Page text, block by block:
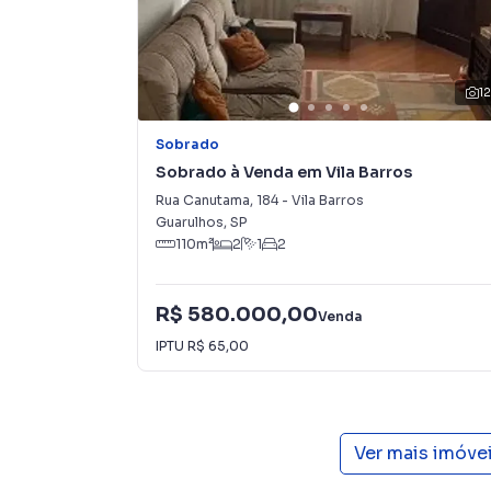
terrenos, lojas e barracões para venda ou
lançamentos na planta em Jardim Bom
milhares de ofertas para encontrar o imóvel
Negocie seu imóvel de forma totalmente
soluções inovadoras para simplificar a
mercado imobiliário.
imóveis em diversas cidades do Brasil,
Na Imobiliária Compare você consegue
consequência uma maior chance de vender
um time de programadores, corretores
12
Sobrado
Sobrado à Venda em Vila Barros
Rua Canutama, 184- Vila Barros
Guarulhos, SP
110m² 2 1 2
R$ 580.000,00Venda
IPTU R$ 65,00
Ver mais